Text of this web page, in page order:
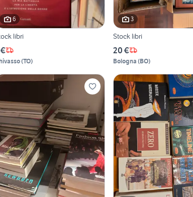
6
libri
(TO)
3
Stock libri
20 €
Bologna (BO)